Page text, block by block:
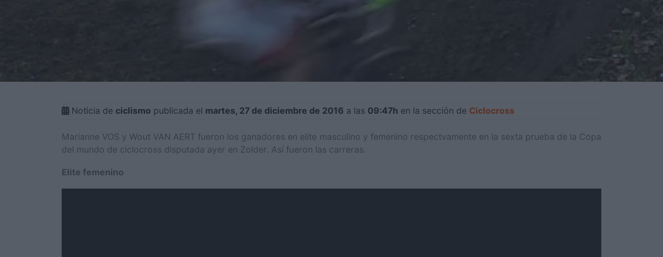
Noticia de ciclismo publicada el martes, 27 de diciembre de 2016 a las 09:47h en la sección de Ciclocross
Marianne VOS y Wout VAN AERT fueron los ganadores en elite masculino y femenino respectvamente en la sexta prueba de la Copa
del mundo de ciclocross disputada ayer en Zolder. Así fueron las carreras.
Elite femenino